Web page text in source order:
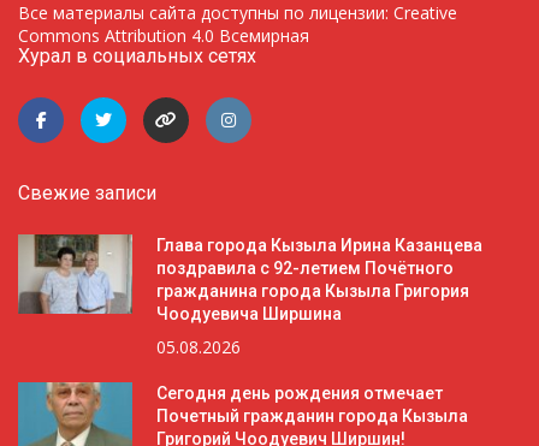
Все материалы сайта доступны по лицензии: Creative
Commons Attribution 4.0 Всемирная
Хурал в социальных сетях
Свежие записи
Глава города Кызыла Ирина Казанцева
поздравила с 92-летием Почётного
гражданина города Кызыла Григория
Чоодуевича Ширшина
05.08.2026
Сегодня день рождения отмечает
Почетный гражданин города Кызыла
Григорий Чоодуевич Ширшин!